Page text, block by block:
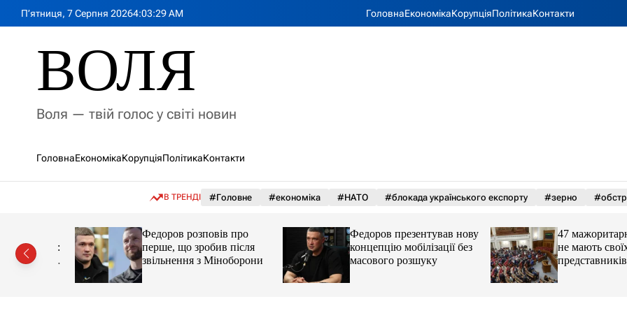
П’ятниця, 7 Серпня 20264:03:31AM ГоловнаЕкономікаКорупціяПолітикаКонтакти
ВОЛЯ
Воля — твій голос у світі новин
ГоловнаЕкономікаКорупціяПолітикаКонтакти
В ТРЕНДІ #Головне #економіка #НАТО #блокада українського експорту #зерно
років:
Федоров розповів про
перше, що зробив після
звільнення з Міноборони
Федоров презентував нову
концепцію мобілізації без
масового розшуку
47 мажоритарних
не мають своїх
представників у
причина